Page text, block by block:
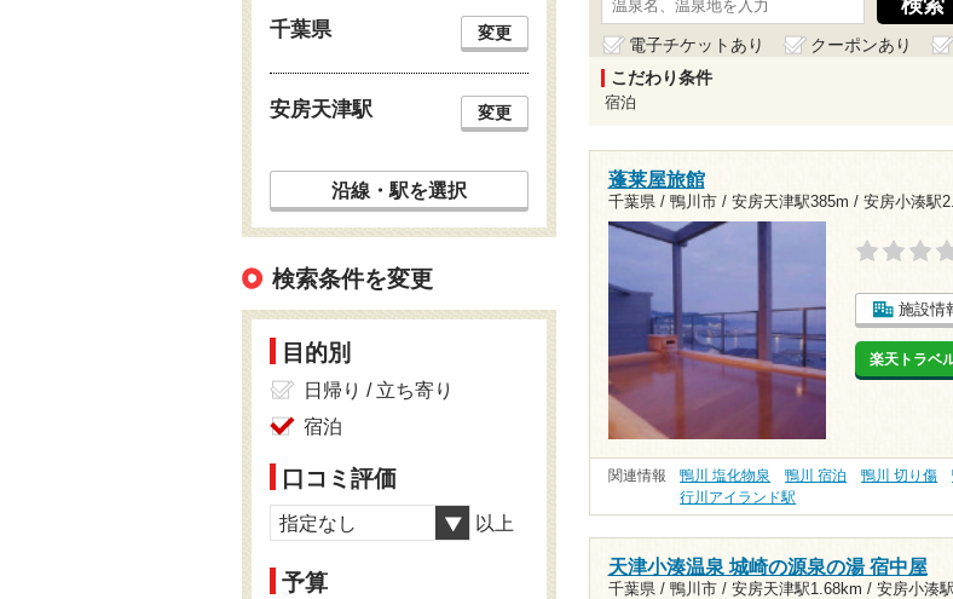
電子チケットあり クーポンあり
こだわり条件
宿泊
蓬莱屋旅館
千葉県 / 鴨川市 / 安房天津駅385m / 安房小湊駅
施設情
楽天トラベ
関連情報 鴨川 塩化物泉 鴨川 宿泊 鴨川 切り傷
行川アイランド駅
天津小湊温泉 城崎の源泉の湯 宿中屋
千葉県 / 鴨川市 / 安房天津駅1.68km / 安房小湊
千葉県 変更
安房天津駅 変更
沿線・駅を選択
検索条件を変更
目的別
日帰り / 立ち寄り
宿泊
口コミ評価
指定なし 以上
予算